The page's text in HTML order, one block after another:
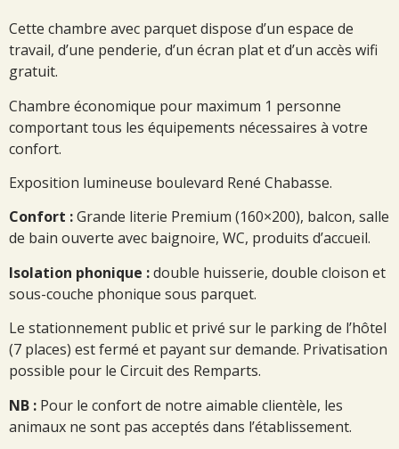
Cette chambre avec parquet dispose d’un espace de
travail, d’une penderie, d’un écran plat et d’un accès wifi
gratuit.
Chambre économique pour maximum 1 personne
comportant tous les équipements nécessaires à votre
confort.
Exposition lumineuse boulevard René Chabasse.
Confort :Grande literie Premium (160×200), balcon, salle
de bain ouverte avec baignoire, WC, produits d’accueil.
Isolation phonique :double huisserie, double cloison et
sous-couche phonique sous parquet.
Le stationnement public et privé sur le parking de l’hôtel
(7 places) est fermé et payant sur demande. Privatisation
possible pour le Circuit des Remparts.
NB : Pour le confort de notre aimable clientèle, les
animaux ne sont pas acceptés dans l’établissement.